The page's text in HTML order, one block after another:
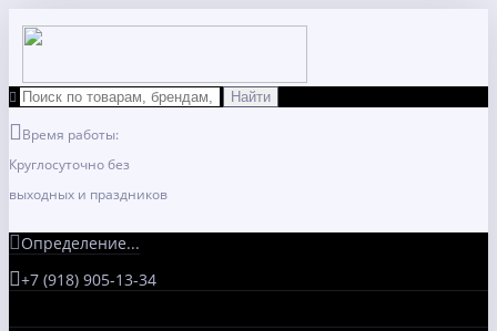
Время работы:
Круглосуточно без
выходных и праздников
Определение...
+7 (918) 905-13-34